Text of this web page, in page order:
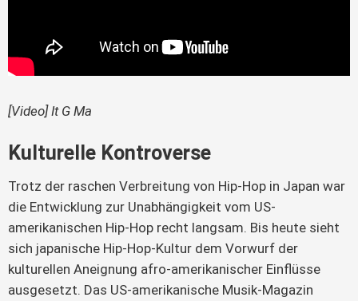
[Video] It G Ma
Kulturelle Kontroverse
Trotz der raschen Verbreitung von Hip-Hop in Japan war
die Entwicklung zur Unabhängigkeit vom US-
amerikanischen Hip-Hop recht langsam. Bis heute sieht
sich japanische Hip-Hop-Kultur dem Vorwurf der
kulturellen Aneignung afro-amerikanischer Einflüsse
ausgesetzt. Das US-amerikanische Musik-Magazin